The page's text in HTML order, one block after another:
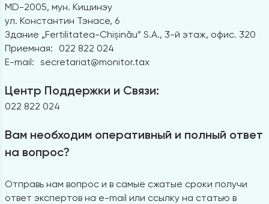
MD-2005, мун. Кишинэу
ул. Константин Тэнасе, 6
Здание „Fertilitatea-Chișinău” S.A., 3-й этаж, офис. 320
Приемная:
022 822 024
E-mail: secretariat@monitor.tax
Центр Поддержки и Связи:
022 822 024
Вам необходим оперативный и полный ответ
на вопрос?
Отправь нам вопрос и в самые сжатые сроки получи
ответ экспертов на e-mail или ссылку на статью в